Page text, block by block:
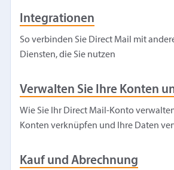
Integrationen
So verbinden Sie Direct Mail mit
Diensten, die Sie nutzen
Verwalten Sie Ihre Konten
Wie Sie Ihr Direct Mail-Konto
Konten verknüpfen und Ihre Daten
Kauf und Abrechnung